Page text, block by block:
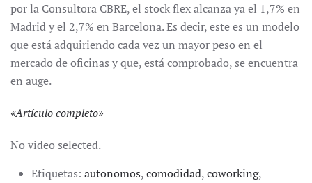
por la Consultora CBRE, el stock flex alcanza ya el 1,7% en
Madrid y el 2,7% en Barcelona. Es decir, este es un modelo
que está adquiriendo cada vez un mayor peso en el
mercado de oficinas y que, está comprobado, se encuentra
en auge.
«Artículo completo»
No video selected.
Etiquetas: autonomos,comodidad,coworking,